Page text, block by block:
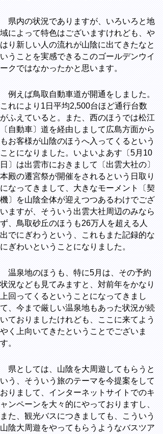
県内の状況でありますが、いろいろと地
域によって特色はございますけれども、や
はり新しい人の流れが山陰に出てきたなと
いうことを実感できるこのゴールデンウイ
ークではなかったかと思います。
例えば鳥取自動車道が開通をしました。
これにより1日平均2,500台ほど通行台数
がふえていると。また、西のほうでは松江
〔自動車〕道を経由しまして広島方面から
もお客様が山陰のほうへ入ってくるという
ことになりました。いよいよあす〔5月10
日〕は出雲市におきまして〔出雲大社の〕
本殿の遷宮祭が開催をされるという日取り
になってきまして、大きなモーメント〔契
機〕を山陰全体が迎えつつあるわけでござ
いますが、そういう出雲大社周辺のみなら
ず、鳥取砂丘のほうも26万人を超える人
出でにぎわうという、これもまた記録的な
にぎわいということになりました。
温泉地のほうも、特に5月は、その予約
状況なども見てみますと、対前年をかなり
上回ってくるということになってきまし
て、今まで厳しい温泉地もあった状況が続
いておりましたけれども、ここに来てよう
やく上向いてきたということでございま
す。
県としては、山陰を大周遊してもらうと
いう、そういう旅のテーマを今提案をして
おりまして、インターネットサイトでのキ
ャンペーンを大々的にやっておりますし、
また、観光バスにつきましても、こういう
山陰大周遊をやってもらうようなバスツア